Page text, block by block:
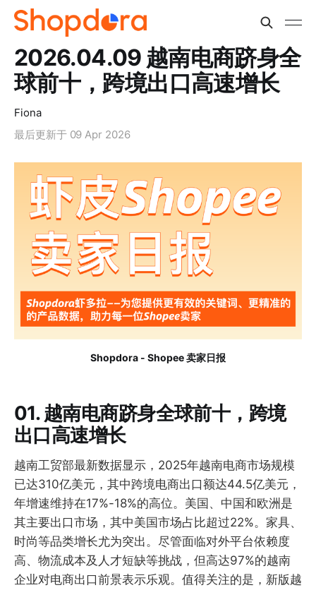
2026.04.09 越南电商跻身全
球前十，跨境出口高速增长
Fiona
最后更新于 09 Apr 2026
Shopdora - Shopee 卖家日报
01. 越南电商跻身全球前十，跨境
出口高速增长
越南工贸部最新数据显示，2025年越南电商市场规模
已达310亿美元，其中跨境电商出口额达44.5亿美元，
年增速维持在17%-18%的高位。美国、中国和欧洲是
其主要出口市场，其中美国市场占比超过22%。家具、
时尚等品类增长尤为突出。尽管面临对外平台依赖度
高、物流成本及人才短缺等挑战，但高达97%的越南
企业对电商出口前景表示乐观。值得关注的是，新版越